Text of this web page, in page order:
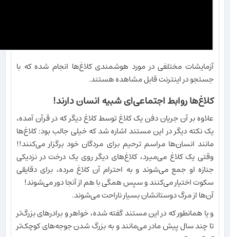
آزمایشات مختلفی در مورد هوشمندی کلاغ‌ها انجام شده که با
جستجو در اینترنت قابل مشاهده هستند.
کلاغ‌ها روابط اجتماعی‌ای شبیه انسان دارند!
علاوه بر آن جریان دفن یک کلاغ توسط کلاغ دیگر که در قرآن آمده،
یک نکته دیگر در این مستند اشاره شد که خیلی جالب بود: کلاغ‌ها
مانند انسان‌ها مراسم ترحیم برای مردگان خود برگزار می‌کنند!!
وقتی یک کلاغ می‌میرد، کلاغ‌های دیگر روی یک درخت در نزدیکی
جنازه او جمع می‌شوند و به احترام آن کلاغ مرده، برای دقایقی
سکوت اختیار می‌کنند و سپس همگی با هم از آنجا دور می‌شوند!
آن‌ها از مرگ دوستانشان بسیار ناراحت می‌شوند.
و یا همانطور که در این مستند گفته شده، خواهر و برادرهای بزرگ‌تر
تا چند سال پیش مادر می‌مانند و به بزرگ شدن جوجه‌های کوچک‌تر